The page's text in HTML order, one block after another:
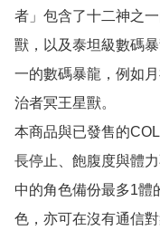
者」包含了十二神之
獸，以及泰坦級數碼
一的數碼暴龍，例如
治者冥王星獸。
本商品與已發售的
長停止、飽腹度與體
中的角色備份最多1體
色，亦可在沒有通信